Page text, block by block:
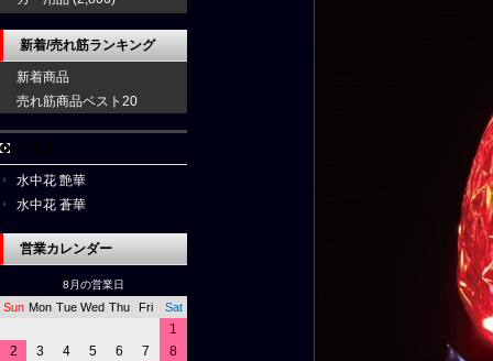
新着/売れ筋ランキング
新着商品
売れ筋商品ベスト20
水中花 艶華
水中花 蒼華
営業カレンダー
8月の営業日
Sun Mon Tue Wed Thu Fri Sat
1
2
3 4 5 6 7
8